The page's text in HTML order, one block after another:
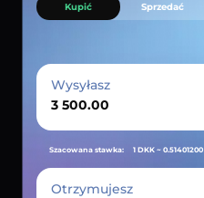
Kupić Sprzedać
Wysyłasz
Szacowana stawka: 1 DKK ~ 0.51401200
Otrzymujesz